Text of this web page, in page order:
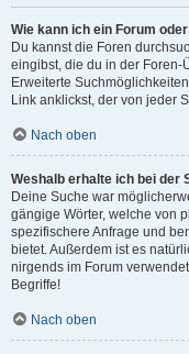
Wie kann ich ein Forum
Du kannst die Foren
eingibst, die du in der Foren-
Erweiterte
Link anklickst, der von jeder
Nach oben
Weshalb erhalte ich bei der
Deine Suche war
gängige Wörter, welche von
spezifischere Anfrage und
bietet. Außerdem ist es
nirgends im Forum
Begriffe!
Nach oben